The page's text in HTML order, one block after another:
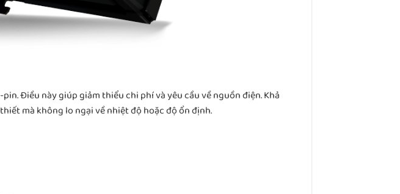
Điều này giúp giảm thiểu chi phí và yêu cầu về nguồn điện. Khả
mà không lo ngại về nhiệt độ hoặc độ ổn định.